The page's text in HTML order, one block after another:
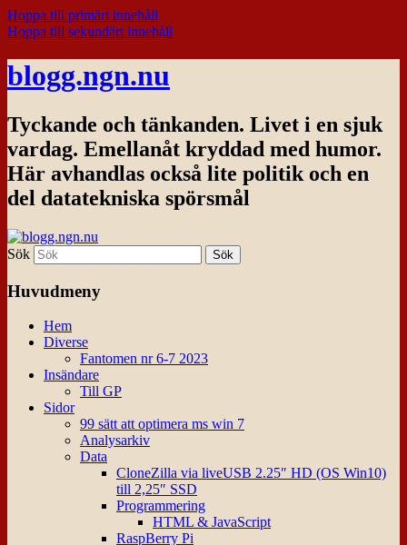
Hoppa till primärt innehåll
Hoppa till sekundärt innehåll
blogg.ngn.nu
Tyckande och tänkanden. Livet i en sjuk
vardag. Emellanåt kryddad med humor.
Här avhandlas också lite politik och en
del datatekniska spörsmål
Sök
Huvudmeny
Hem
Diverse
Fantomen nr 6-7 2023
Insändare
Till GP
Sidor
99 sätt att optimera ms win 7
Analysarkiv
Data
CloneZilla via liveUSB 2.25″ HD (OS Win10)
till 2,25″ SSD
Programmering
HTML & JavaScript
RaspBerry Pi